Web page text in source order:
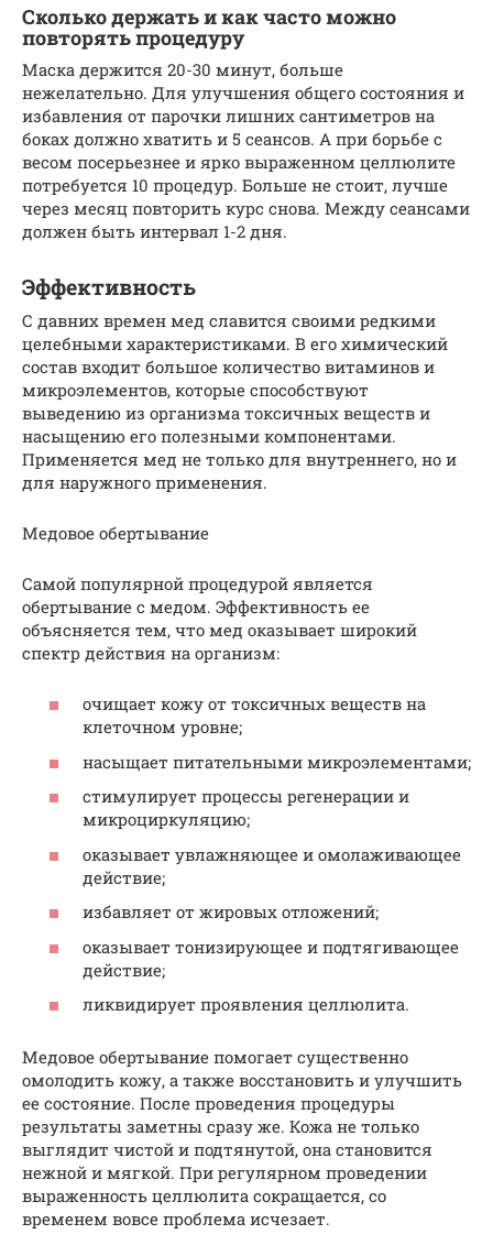
Сколько держать и как часто можно
повторять процедуру
Маска держится 20-30 минут, больше
нежелательно. Для улучшения общего состояния и
избавления от парочки лишних сантиметров на
боках должно хватить и 5 сеансов. А при борьбе с
весом посерьезнее и ярко выраженном целлюлите
потребуется 10 процедур. Больше не стоит, лучше
через месяц повторить курс снова. Между сеансами
должен быть интервал 1-2 дня.
Эффективность
С давних времен мед славится своими редкими
целебными характеристиками. В его химический
состав входит большое количество витаминов и
микроэлементов, которые способствуют
выведению из организма токсичных веществ и
насыщению его полезными компонентами.
Применяется мед не только для внутреннего, но и
для наружного применения.
Медовое обертывание
Самой популярной процедурой является
обертывание с медом. Эффективность ее
объясняется тем, что мед оказывает широкий
спектр действия на организм:
очищает кожу от токсичных веществ на
клеточном уровне;
насыщает питательными микроэлементами;
стимулирует процессы регенерации и
микроциркуляцию;
оказывает увлажняющее и омолаживающее
действие;
избавляет от жировых отложений;
оказывает тонизирующее и подтягивающее
действие;
ликвидирует проявления целлюлита.
Медовое обертывание помогает существенно
омолодить кожу, а также восстановить и улучшить
ее состояние. После проведения процедуры
результаты заметны сразу же. Кожа не только
выглядит чистой и подтянутой, она становится
нежной и мягкой. При регулярном проведении
выраженность целлюлита сокращается, со
временем вовсе проблема исчезает.